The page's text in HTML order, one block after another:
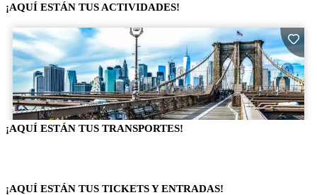
¡AQUÍ ESTÁN TUS ACTIVIDADES!
¡AQUÍ ESTÁN TUS TRANSPORTES!
¡AQUÍ ESTÁN TUS TICKETS Y ENTRADAS!